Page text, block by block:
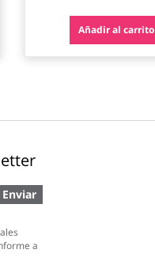
Añadir al carrito
Enviar
a